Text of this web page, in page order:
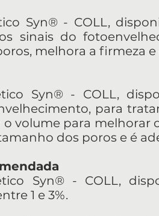
Syn® - COLL,
sinais do
melhora a firmeza
Syn® - COLL,
para
volume para melhorar
dos poros e é
Syn® - COLL,
1 e 3%.